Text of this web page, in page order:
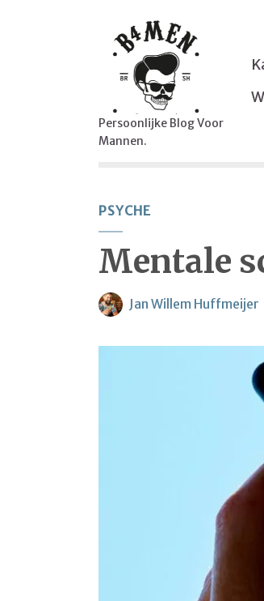
Persoonlijke Blog Voor
Mannen.
PSYCHE
Mentale
Jan Willem Huffmeijer